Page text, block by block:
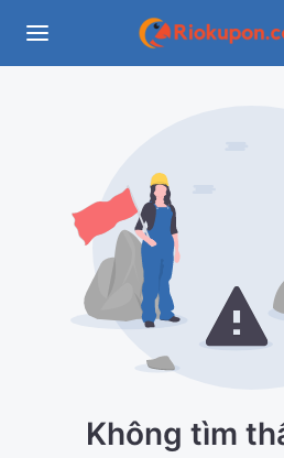
Không tìm